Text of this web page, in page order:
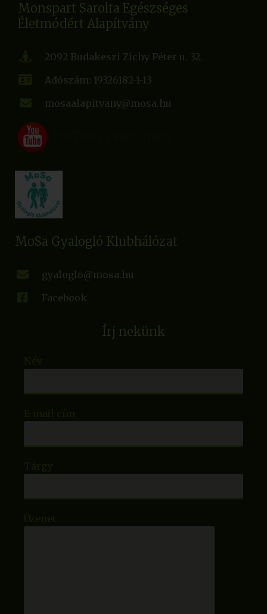
Monspart Sarolta Egészséges
Életmódért Alapítvány
2092 Budakeszi Zichy Péter u. 32.
Adószám: 19326182-1-13
mosaalapitvany@mosa.hu
MoSa Gyalogló Klubhálózat
gyaloglo@mosa.hu
Facebook
Írj nekünk